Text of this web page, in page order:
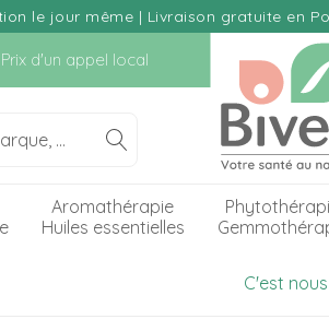
le jour même | Livraison gratuite en
d'un appel local
Aromathérapie
Huiles essentielles
C'est nous